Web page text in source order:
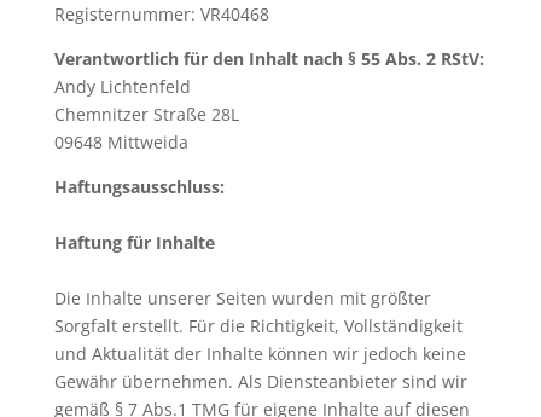
Registernummer: VR40468
Verantwortlich für den Inhalt nach § 55 Abs. 2 RStV:
Andy Lichtenfeld
Chemnitzer Straße 28L
09648 Mittweida
Haftungsausschluss:
Haftung für Inhalte
Die Inhalte unserer Seiten wurden mit größter
Sorgfalt erstellt. Für die Richtigkeit, Vollständigkeit
und Aktualität der Inhalte können wir jedoch keine
Gewähr übernehmen. Als Diensteanbieter sind wir
gemäß § 7 Abs.1 TMG für eigene Inhalte auf diesen